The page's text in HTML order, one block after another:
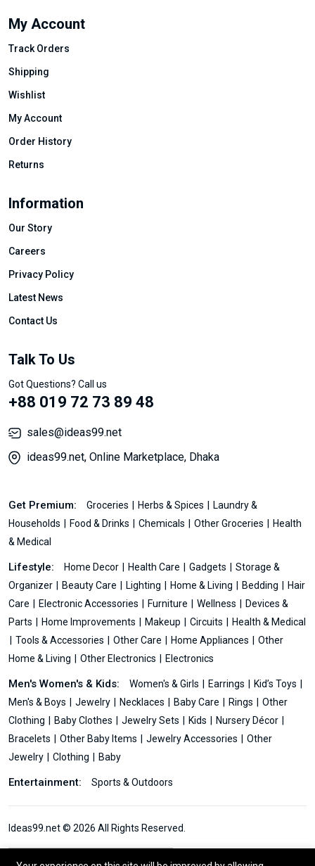
My Account
Track Orders
Shipping
Wishlist
My Account
Order History
Returns
Information
Our Story
Careers
Privacy Policy
Latest News
Contact Us
Talk To Us
Got Questions? Call us
+88 019 72 73 89 48
sales@ideas99.net
ideas99.net, Online Marketplace, Dhaka
Get Premium: Groceries Herbs & Spices
Laundry &
Households
Food & Drinks Chemicals Other Groceries
Health
& Medical
Lifestyle: Home Decor Health Care Gadgets
Storage &
Organizer
Beauty Care Lighting Home & Living Bedding
Hair
Care
Electronic Accessories Furniture Wellness
Devices &
Parts
Home Improvements Makeup Circuits
Health & Medical
Tools & Accessories
Other Care Home Appliances
Other
Home & Living
Other Electronics Electronics
Men's Women's & Kids: Women's & Girls Earrings
Kid’s Toys
Men's & Boys
Jewelry Necklaces Baby Care Rings
Other
Clothing
Baby Clothes Jewelry Sets Kids
Nursery Décor
Bracelets
Other Baby Items Jewelry Accessories
Other
Jewelry
Clothing Baby
Entertainment: Sports & Outdoors
Ideas99.net © 2026 All Rights Reserved.